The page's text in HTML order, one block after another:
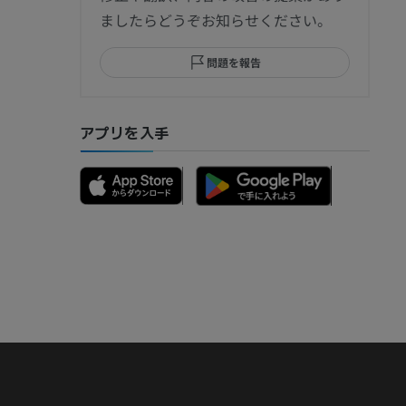
ましたらどうぞお知らせください。
問題を報告
アプリを入手